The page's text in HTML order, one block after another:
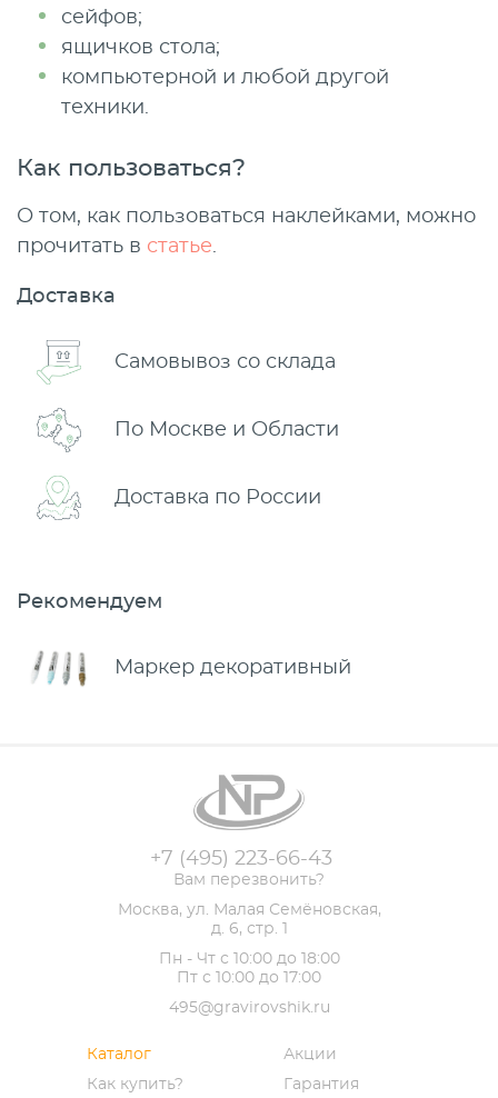
сейфов;
ящичков стола;
компьютерной и любой другой
техники.
Как пользоваться?
О том, как пользоваться наклейками, можно
прочитать в статье.
Доставка
Самовывоз со склада
По Москве и Области
Доставка по России
Рекомендуем
Маркер декоративный
+7 (495) 223-66-43
Вам перезвонить?
Москва, ул. Малая Семёновская,
д. 6, стр. 1
Пн - Чт с 10:00 до 18:00
Пт с 10:00 до 17:00
495@gravirovshik.ru
Каталог
Акции
Как купить?
Гарантия